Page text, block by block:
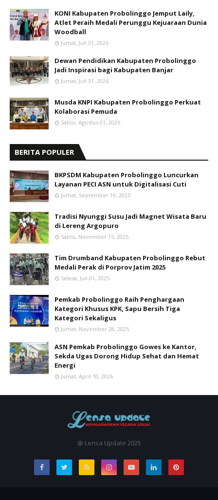
KONI Kabupaten Probolinggo Jemput Laily,
Atlet Peraih Medali Perunggu Kejuaraan Dunia
Woodball
Jumat, Juli 31, 2026
Dewan Pendidikan Kabupaten Probolinggo
Jadi Inspirasi bagi Kabupaten Banjar
Jumat, Juli 31, 2026
Musda KNPI Kabupaten Probolinggo Perkuat
Kolaborasi Pemuda
Sabtu, Agustus 01, 2026
BERITA POPULER
BKPSDM Kabupaten Probolinggo Luncurkan
Layanan PECI ASN untuk Digitalisasi Cuti
Jumat, September 19, 2025
Tradisi Nyunggi Susu Jadi Magnet Wisata Baru
di Lereng Argopuro
Sabtu, November 15, 2025
Tim Drumband Kabupaten Probolinggo Rebut
Medali Perak di Porprov Jatim 2025
Selasa, Juli 01, 2025
Pemkab Probolinggo Raih Penghargaan
Kategori Khusus KPK, Sapu Bersih Tiga
Kategori Sekaligus
Jumat, November 28, 2025
ASN Pemkab Probolinggo Gowes ke Kantor,
Sekda Ugas Dorong Hidup Sehat dan Hemat
Energi
Jumat, April 10, 2026
@ Lensa Update 2025